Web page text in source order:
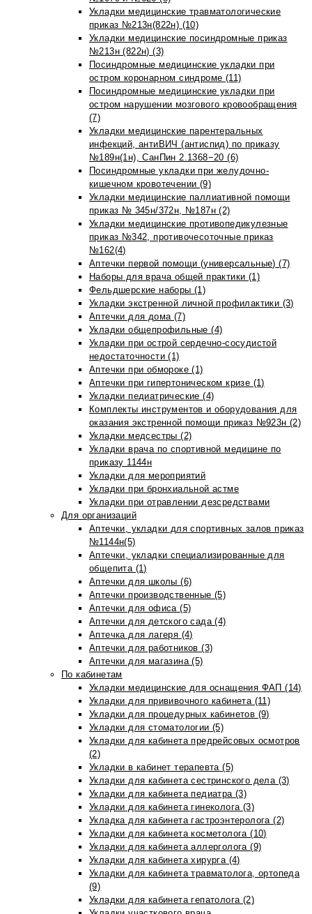
Укладки медицинские травматологические
приказ №213н(822н) (10)
Укладки медицинские посиндромные приказ
№213н (822н) (3)
Посиндромные медицинские укладки при
остром коронарном синдроме (11)
Посиндромные медицинские укладки при
остром нарушении мозгового кровообращения
(7)
Укладки медицинские парентеральных
инфекций, антиВИЧ (антиспид) по приказу
№189н(1н), СанПин 2.1368−20 (6)
Посиндромные укладки при желудочно-
кишечном кровотечении (9)
Укладки медицинские паллиативной помощи
приказ № 345н/372н, №187н (2)
Укладки медицинские противопедикулезные
приказ №342, противочесоточные приказ
№162(4)
Аптечки первой помощи (универсальные) (7)
Наборы для врача общей практики (1)
Фельдшерские наборы (1)
Укладки экстренной личной профилактики (3)
Аптечки для дома (7)
Укладки общепрофильные (4)
Укладки при острой сердечно-сосудистой
недостаточности (1)
Аптечки при обмороке (1)
Аптечки при гипертоническом кризе (1)
Укладки педиатрические (4)
Комплекты инструментов и оборудования для
оказания экстренной помощи приказ №923н (2)
Укладки медсестры (2)
Укладки врача по спортивной медицине по
приказу 1144н
Укладки для мероприятий
Укладки при бронхиальной астме
Укладки при отравлении дезсредствами
Для организаций
Аптечки, укладки для спортивных залов приказ
№1144н(5)
Аптечки, укладки специализированные для
общепита (1)
Аптечки для школы (6)
Аптечки производственные (5)
Аптечки для офиса (5)
Аптечки для детского сада (4)
Аптечка для лагеря (4)
Аптечки для работников (3)
Аптечки для магазина (5)
По кабинетам
Укладки медицинские для оснащения ФАП (14)
Укладки для прививочного кабинета (11)
Укладки для процедурных кабинетов (9)
Укладки для стоматологии (5)
Укладки для кабинета предрейсовых осмотров
(2)
Укладки в кабинет терапевта (5)
Укладки для кабинета сестринского дела (3)
Укладки для кабинета педиатра (3)
Укладки для кабинета гинеколога (3)
Укладка для кабинета гастроэнтеролога (2)
Укладки для кабинета косметолога (10)
Укладки для кабинета аллерголога (9)
Укладки для кабинета хирурга (4)
Укладки для кабинета травматолога, ортопеда
(9)
Укладки для кабинета гепатолога (2)